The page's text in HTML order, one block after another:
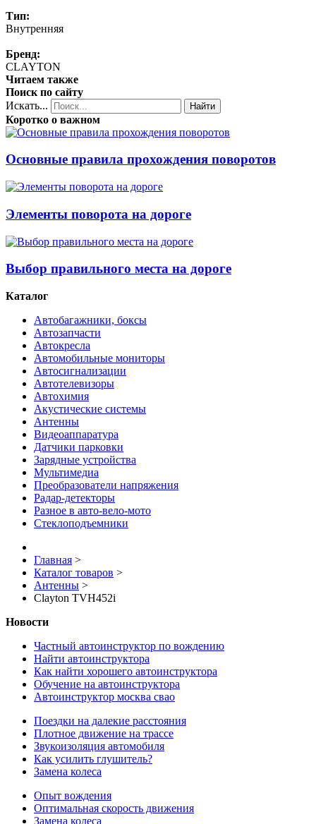
Тип:
Внутренняя
Бренд:
CLAYTON
Читаем также
Поиск по сайту
Искать...
Найти
Коротко о важном
Основные правила прохождения поворотов
Элементы поворота на дороге
Выбор правильного места на дороге
Каталог
Автобагажники, боксы
Автозапчасти
Автокресла
Автомобильные мониторы
Автосигнализации
Автотелевизоры
Автохимия
Акустические системы
Антенны
Видеоаппаратура
Датчики парковки
Зарядные устройства
Мультимедиа
Преобразователи напряжения
Радар-детекторы
Разное в авто-вело-мото
Стеклоподъемники
Главная >
Каталог товаров >
Антенны >
Clayton TVH452i
Новости
Частный автоинструктор по вождению
Найти автоинструктора
Как найти хорошего автоинструктора
Обучение на автоинструктора
Автоинструктор москва свао
Поездки на далекие расстояния
Плотное движение на трассе
Звукоизоляция автомобиля
Как усилить глушитель?
Замена колеса
Опыт вождения
Оптимальная скорость движения
Замена колеса